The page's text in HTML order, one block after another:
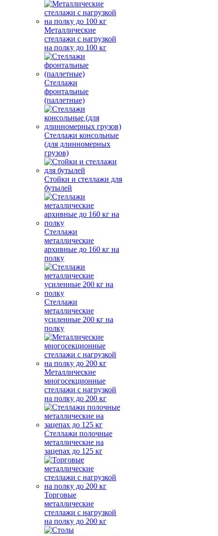
Металлические
стеллажи с нагрузкой
на полку до 100 кг
Стеллажи
фронтальные
(паллетные)
Стеллажи консольные
(для длинномерных
грузов)
Стойки и стеллажи для
бутылей
Стеллажи
металлические
архивные до 160 кг на
полку
Стеллажи
металлические
усиленные 200 кг на
полку
Металлические
многосекционные
стеллажи с нагрузкой
на полку до 200 кг
Стеллажи полочные
металлические на
зацепах до 125 кг
Торговые
металлические
стеллажи с нагрузкой
на полку до 200 кг